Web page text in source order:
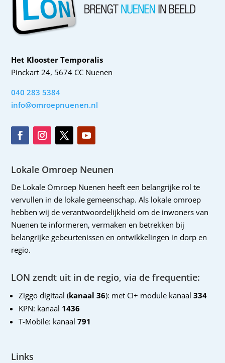
Het Klooster Temporalis
Pinckart 24, 5674 CC Nuenen
040 283 5384
info@omroepnuenen.nl
Lokale Omroep Neunen
De Lokale Omroep Nuenen heeft een belangrijke rol te
vervullen in de lokale gemeenschap. Als lokale omroep
hebben wij de verantwoordelijkheid om de inwoners van
Nuenen te informeren, vermaken en betrekken bij
belangrijke gebeurtenissen en ontwikkelingen in dorp en
regio.
LON zendt uit in de regio, via de frequentie:
Ziggo digitaal (kanaal 36): met CI+ module kanaal 334
KPN: kanaal 1436
T-Mobile: kanaal791
Links